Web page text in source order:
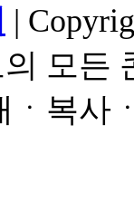
|
모든
ㆍ복사